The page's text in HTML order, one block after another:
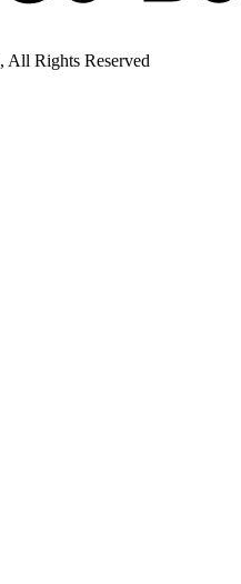
Rights Reserved